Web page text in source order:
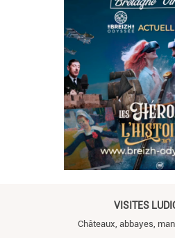
VISITES
Châteaux, abbayes,